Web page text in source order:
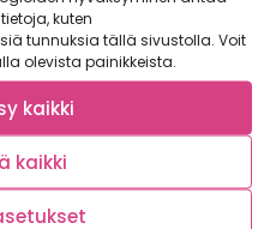
kuten
tunnuksia tällä sivustolla. Voit
olevista painikkeista.
kaikki
kaikki
uutiskirje